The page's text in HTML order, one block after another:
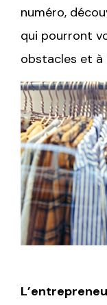
numéro,
qui pourront
obstacles et